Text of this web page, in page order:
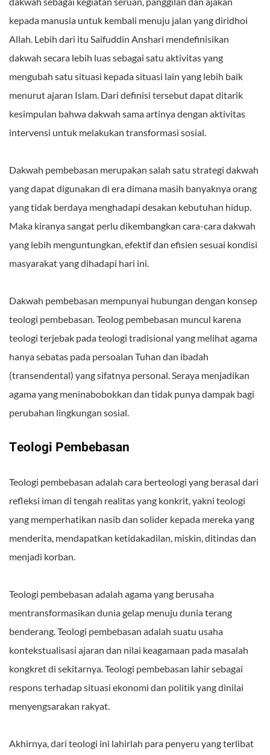
kepada manusia untuk kembali menuju jalan yang diridhoi
Allah. Lebih dari itu Saifuddin Anshari mendefinisikan
dakwah secara lebih luas sebagai satu aktivitas yang
mengubah satu situasi kepada situasi lain yang lebih baik
menurut ajaran Islam. Dari definisi tersebut dapat ditarik
kesimpulan bahwa dakwah sama artinya dengan aktivitas
intervensi untuk melakukan transformasi sosial.
Dakwah pembebasan merupakan salah satu strategi dakwah
yang dapat digunakan di era dimana masih banyaknya orang
yang tidak berdaya menghadapi desakan kebutuhan hidup.
Maka kiranya sangat perlu dikembangkan cara-cara dakwah
yang lebih menguntungkan, efektif dan efisien sesuai kondisi
masyarakat yang dihadapi hari ini.
Dakwah pembebasan mempunyai hubungan dengan konsep
teologi pembebasan. Teolog pembebasan muncul karena
teologi terjebak pada teologi tradisional yang melihat agama
hanya sebatas pada persoalan Tuhan dan ibadah
(transendental) yang sifatnya personal. Seraya menjadikan
agama yang meninabobokkan dan tidak punya dampak bagi
perubahan lingkungan sosial.
Teologi Pembebasan
Teologi pembebasan adalah cara berteologi yang berasal dari
refleksi iman di tengah realitas yang konkrit, yakni teologi
yang memperhatikan nasib dan solider kepada mereka yang
menderita, mendapatkan ketidakadilan, miskin, ditindas dan
menjadi korban.
Teologi pembebasan adalah agama yang berusaha
mentransformasikan dunia gelap menuju dunia terang
benderang. Teologi pembebasan adalah suatu usaha
kontekstualisasi ajaran dan nilai keagamaan pada masalah
kongkret di sekitarnya. Teologi pembebasan lahir sebagai
respons terhadap situasi ekonomi dan politik yang dinilai
menyengsarakan rakyat.
Akhirnya, dari teologi ini lahirlah para penyeru yang terlibat